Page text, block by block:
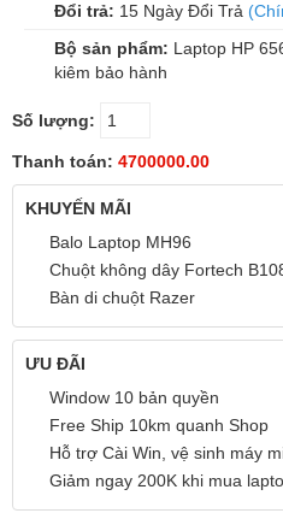
Đổi trả: 15 Ngày Đổi Trả
Bộ sản phẩm: Laptop HP
kiêm bảo hành
Số lượng:
Thanh toán: 4700000.00
KHUYẾN MÃI
Balo Laptop MH96
Chuột không dây Fortech
Bàn di chuột Razer
ƯU ĐÃI
Window 10 bản quyền
Free Ship 10km quanh Shop
Hỗ trợ Cài Win, vệ sinh máy
Giảm ngay 200K khi mua